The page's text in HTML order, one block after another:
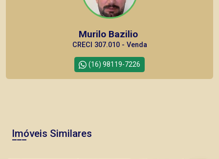
Murilo Bazilio
CRECI 307.010 - Venda
(16) 98119-7226
Imóveis Similares